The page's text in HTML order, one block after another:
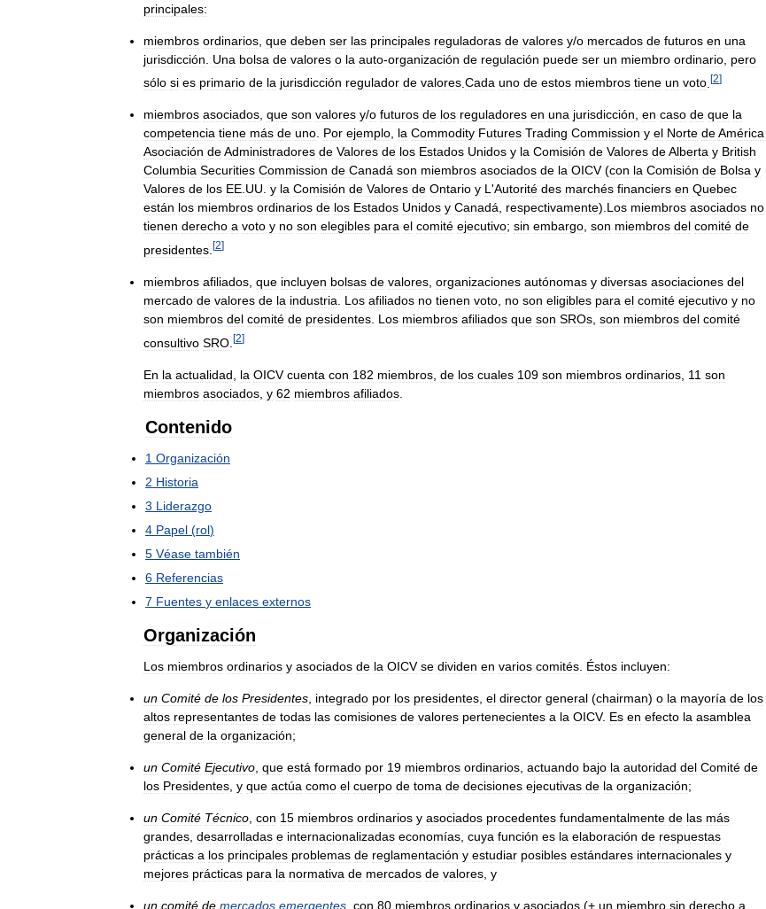
principales:
miembros ordinarios que deben ser las principales reguladoras de valores y/o mercados de futuros en una
jurisdicción
Una bolsa de valores o la auto-organización de regulación puede ser un miembro ordinario pero
sólo si es primario de la jurisdicción regulador de valores Cada uno de estos miembros tiene un voto [2]
miembros asociados, que son valores y/o futuros de los reguladores en una jurisdicción, en caso de que la
competencia tiene más de uno. Por ejemplo, la Commodity Futures Trading Commission y el Norte deAmérica
Asociación deAdministradores de Valores de los Estados Unidos y la Comisión de Valores deAlberta y British
Columbia Securities Commission de Canadá son miembros asociados de la OICV(con la Comisión de Bolsa y
Valores de los EE.UU. y la Comisión de Valores de Ontario y L'Autorité des marchés financiers en Quebec
están los miembros ordinarios de los Estados Unidos y Canadá, respectivamente).Los miembros asociados no
tienen derecho a voto y no son elegibles para el comité ejecutivo; sin embargo, son miembros del comité de
presidentes [2]
miembros afiliados que incluyen bolsas de valores organizaciones autónomas y diversas asociaciones del
mercado de valores de la industria Los afiliados no tienen voto no son eligibles para el comité ejecutivo y no
son miembros del comité de presidentes Los miembros afiliados que son SROs son miembros del comité
consultivo SRO [2]
En la actualidad la OICV cuenta con 182 miembros de los cuales 109 son miembros ordinarios 11 son
miembros asociados y 62 miembros afiliados
Contenido
1 Organización
2 Historia
3 Liderazgo
4 Papel (rol)
5 Véase también
6 Referencias
7 Fuentes y enlaces externos
Organización
Los miembros ordinarios y asociados de la OICV se dividen en varios comités Éstos incluyen:
un Comité de los Presidentes integrado por los presidentes el director general (chairman) o la mayoría de los
altos representantes de todas las comisiones de valores pertenecientes a la OICV. Es en efecto la asamblea
general de la organización;
un Comité Ejecutivo que está formado por 19 miembros ordinarios actuando bajo la autoridad del Comité de
los Presidentes y que actúa como el cuerpo de toma de decisiones ejecutivas de la organización;
un Comité Técnico con 15 miembros ordinarios y asociados procedentes fundamentalmente de las más
grandes desarrolladas e internacionalizadas economías cuya función es la elaboración de respuestas
prácticas a los principales problemas de reglamentación y estudiar posibles estándares internacionales y
mejores prácticas para la normativa de mercados de valores y
un comité de mercados emergentes con 80 miembros ordinarios y asociados (+ un miembro sin derecho a